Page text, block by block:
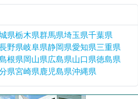
県栃木県群馬県埼玉県千葉県
野県岐阜県静岡県愛知県三重県
根県岡山県広島県山口県徳島県
県宮崎県鹿児島県沖縄県